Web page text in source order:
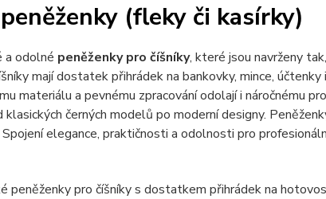
(fleky či kasírky)
a odolné peněženky pro číšníky, které jsou navrženy
mají dostatek přihrádek na bankovky, mince,
materiálu a pevnému zpracování odolají i náročnému
černých modelů po moderní designy.
elegance, praktičnosti a odolnosti pro
peněženky pro číšníky s dostatkem přihrádek na